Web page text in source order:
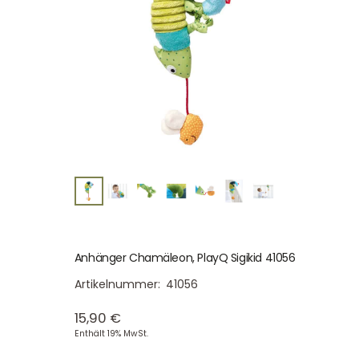
Anhänger Chamäleon, PlayQ Sigikid 41056
Artikelnummer: 41056
15,90 €
Enthält 19% MwSt.